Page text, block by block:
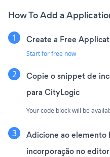
How To Add a
Create a Free
Start for free now
Copie o snippet de
para CityLogic
Your code block will be
Adicione ao elemento
incorporação no